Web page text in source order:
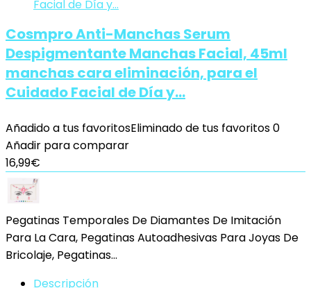
Cosmpro Anti-Manchas Serum
Despigmentante Manchas Facial, 45ml
manchas cara eliminación, para el
Cuidado Facial de Día y…
Añadido a tus favoritosEliminado de tus favoritos0
Añadir para comparar
16,99€
Pegatinas Temporales De Diamantes De Imitación
Para La Cara, Pegatinas Autoadhesivas Para Joyas De
Bricolaje, Pegatinas…
Descripción